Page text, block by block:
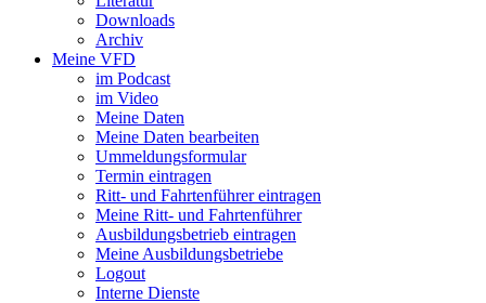
Downloads
Archiv
Meine VFD
im Podcast
im Video
Meine Daten
Meine Daten bearbeiten
Ummeldungsformular
Termin eintragen
Ritt- und Fahrtenführer eintragen
Meine Ritt- und Fahrtenführer
Ausbildungsbetrieb eintragen
Meine Ausbildungsbetriebe
Logout
Interne Dienste